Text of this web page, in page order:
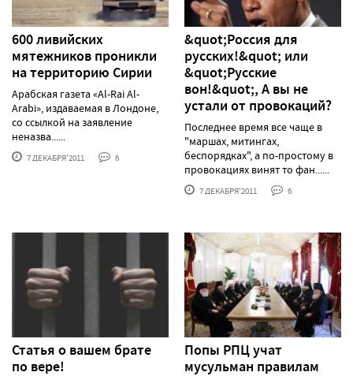
600 ливийских
мятежников проникли
на территорию Сирии
Арабская газета «Al-Rai Al-
Arabi», издаваемая в Лондоне,
со ссылкой на заявление
неназва......
7 ДЕКАБРЯ'2011 6
&quot;Россия для
русских!&quot; или
&quot;Русские
вон!&quot;, А вы не
устали от провокаций?
Последнее время все чаще в
"маршах, митингах,
беспорядках", а по-простому в
провокациях винят то фан......
7 ДЕКАБРЯ'2011 6
Статья о вашем брате
по вере!
Попы РПЦ учат
мусульман правилам